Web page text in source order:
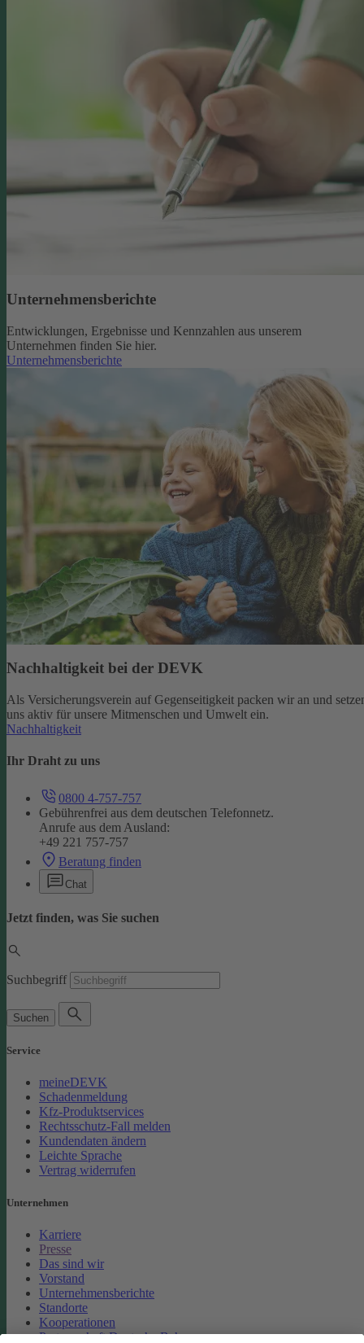
Unternehmensberichte
Entwicklungen, Ergebnisse und Kennzahlen aus unserem
Unternehmen finden Sie hier.
Unternehmensberichte
Nachhaltigkeit bei der DEVK
Als Versicherungsverein auf Gegenseitigkeit packen wir an und
uns aktiv für unsere Mitmenschen und Umwelt ein.
Nachhaltigkeit
Ihr Draht zu uns
0800 4-757-757
Gebührenfrei aus dem deutschen Telefonnetz.
Anrufe aus dem Ausland:
+49 221 757-757
Beratung finden
Chat
Jetzt finden, was Sie suchen
Suchbegriff
Suchen
Service
meineDEVK
Schadenmeldung
Kfz-Produktservices
Rechtsschutz-Fall melden
Kundendaten ändern
Leichte Sprache
Vertrag widerrufen
Unternehmen
Karriere
Presse
Das sind wir
Vorstand
Unternehmensberichte
Standorte
Kooperationen
Partnerschaft Deutsche Bahn